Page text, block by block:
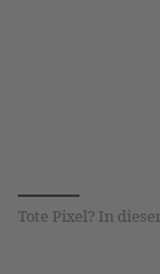
Tote Pixel? In